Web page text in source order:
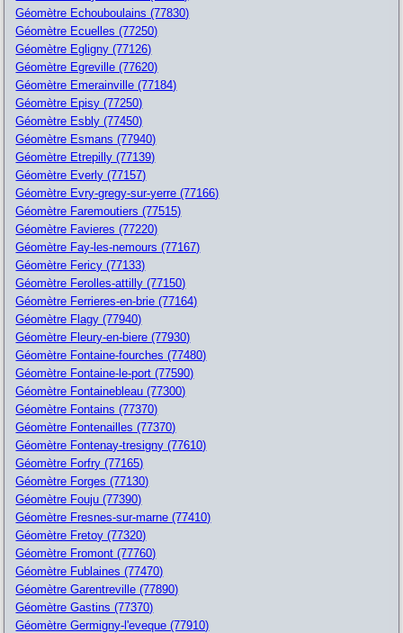
Géomètre Echouboulains (77830)
Géomètre Ecuelles (77250)
Géomètre Egligny (77126)
Géomètre Egreville (77620)
Géomètre Emerainville (77184)
Géomètre Episy (77250)
Géomètre Esbly (77450)
Géomètre Esmans (77940)
Géomètre Etrepilly (77139)
Géomètre Everly (77157)
Géomètre Evry-gregy-sur-yerre (77166)
Géomètre Faremoutiers (77515)
Géomètre Favieres (77220)
Géomètre Fay-les-nemours (77167)
Géomètre Fericy (77133)
Géomètre Ferolles-attilly (77150)
Géomètre Ferrieres-en-brie (77164)
Géomètre Flagy (77940)
Géomètre Fleury-en-biere (77930)
Géomètre Fontaine-fourches (77480)
Géomètre Fontaine-le-port (77590)
Géomètre Fontainebleau (77300)
Géomètre Fontains (77370)
Géomètre Fontenailles (77370)
Géomètre Fontenay-tresigny (77610)
Géomètre Forfry (77165)
Géomètre Forges (77130)
Géomètre Fouju (77390)
Géomètre Fresnes-sur-marne (77410)
Géomètre Fretoy (77320)
Géomètre Fromont (77760)
Géomètre Fublaines (77470)
Géomètre Garentreville (77890)
Géomètre Gastins (77370)
Géomètre Germigny-l'eveque (77910)